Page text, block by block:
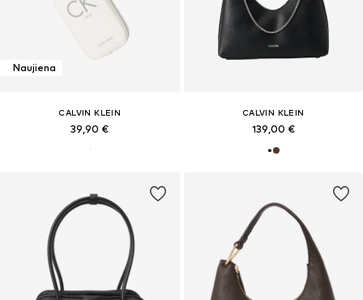
Naujiena
CALVIN KLEIN
39,90 €
CALVIN KLEIN
139,00 €